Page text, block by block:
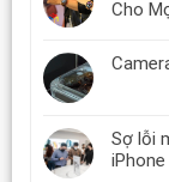
Cho
Sợ lỗi